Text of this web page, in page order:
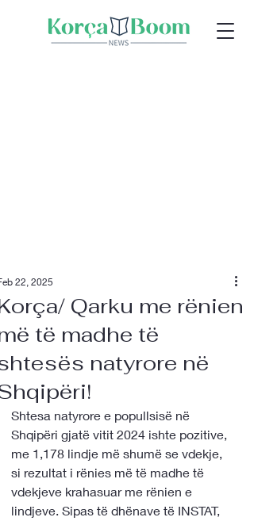
Qarku me rënien
të madhe të
natyrore në
22, 2025
Shtesa natyrore e popullsisë në
Shqipëri gjatë vitit 2024 ishte pozitive,
me 1,178 lindje më shumë se vdekje,
si rezultat i rënies më të madhe të
vdekjeve krahasuar me rënien e
lindjeve. Sipas të dhënave të INSTAT,